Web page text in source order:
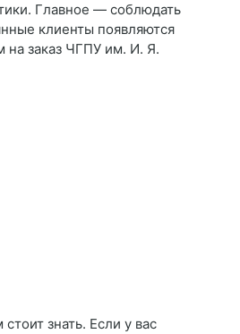
Главное — соблюдать
клиенты появляются
на заказ ЧГПУ им. И. Я.
знать. Если у вас